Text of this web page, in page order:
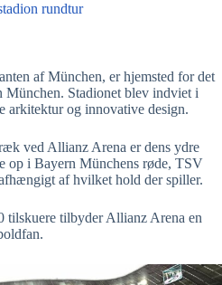
rundtur
af München, er hjemsted for det
Stadionet blev indviet i
arkitektur og innovative design.
ved Allianz Arena er dens ydre
op i Bayern Münchens røde, TSV
af hvilket hold der spiller.
tilskuere tilbyder Allianz Arena en